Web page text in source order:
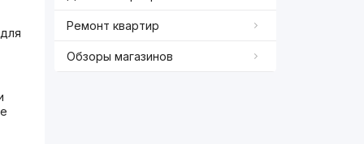
Ремонт квартир
Обзоры магазинов